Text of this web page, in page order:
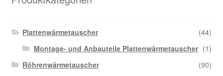
Plattenwärmetauscher
(44)
Montage- und Anbauteile Plattenwärmetauscher (1)
Röhrenwärmetauscher
(90)